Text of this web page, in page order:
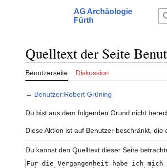
AG Archäologie
Fürth
Quelltext der Seite
Benutzerseite Diskussion
← Benutzer:Robert Grüning
Du bist aus dem folgenden Grund nicht
Diese Aktion ist auf Benutzer beschränkt, die
Du kannst den Quelltext dieser Seite